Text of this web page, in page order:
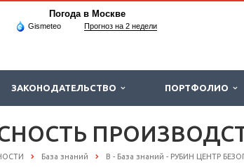
Погода в Москве
Gismeteo Прогноз на 2 недели
ЗАКОНОДАТЕЛЬСТВО ПОРТФОЛИО
База знаний В - База знаний - РУБИН ЦЕНТР